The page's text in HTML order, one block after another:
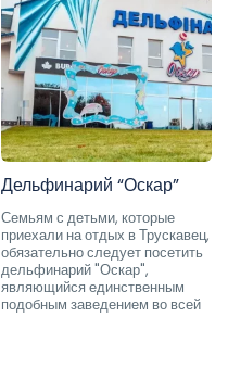
Дельфинарий “Оскар”
Семьям с детьми, которые
приехали на отдых в Трускавец,
обязательно следует посетить
дельфинарий "Оскар",
являющийся единственным
подобным заведением во всей